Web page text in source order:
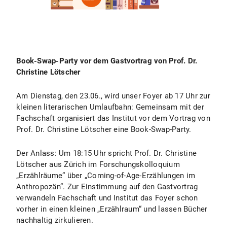
Book-Swap-Party vor dem Gastvortrag von Prof. Dr.
Christine Lötscher
Am Dienstag, den 23.06., wird unser Foyer ab 17 Uhr zur
kleinen literarischen Umlaufbahn: Gemeinsam mit der
Fachschaft organisiert das Institut vor dem Vortrag von
Prof. Dr. Christine Lötscher eine Book-Swap-Party.
Der Anlass: Um 18:15 Uhr spricht Prof. Dr. Christine
Lötscher aus Zürich im Forschungskolloquium
„Erzählräume“ über „Coming-of-Age-Erzählungen im
Anthropozän“. Zur Einstimmung auf den Gastvortrag
verwandeln Fachschaft und Institut das Foyer schon
vorher in einen kleinen „Erzählraum“ und lassen Bücher
nachhaltig zirkulieren.